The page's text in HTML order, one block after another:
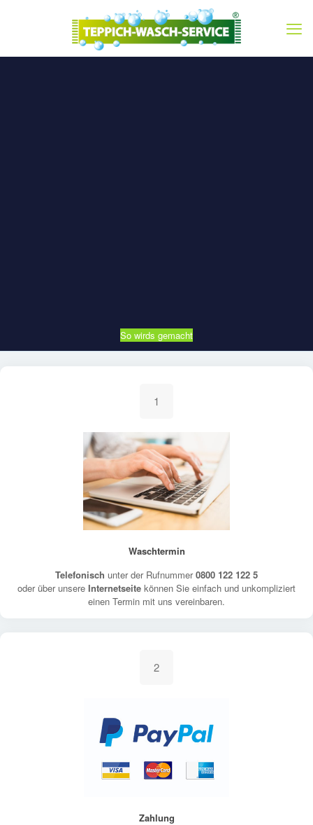
So wirds gemacht
1
Waschtermin
Telefonisch unter der Rufnummer0800 122 122 5
oder über unsere Internetseite können Sie einfach und unkompliziert
einen Termin mit uns vereinbaren.
2
Zahlung